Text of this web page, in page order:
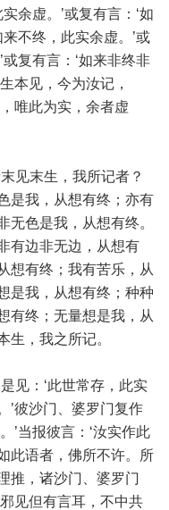
余虚。’或复有言：‘如
不终，此实余虚。’或
复有言：‘如来非终非
本见，今为汝记，
唯此为实，余者虚
见末生，我所记者？
是我，从想有终；亦有
无色是我，从想有终。
有边非无边，从想有
想有终；我有苦乐，从
是我，从想有终；种种
有终；无量想是我，从
生，我之所记。
见：‘此世常存，此实
’彼沙门、婆罗门复作
’当报彼言：‘汝实作此
此语者，佛所不许。所
推，诸沙门、婆罗门
见但有言耳，不中共